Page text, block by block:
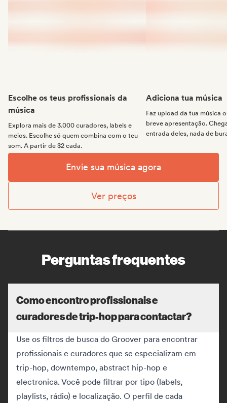
Escolhe os teus profissionais da
música
Explora mais de 3.000 curadores, labels e
meios. Escolhe só quem combina com o teu
som. A partir de $2 cada.
Adiciona tua música
Faz upload da tua música
breve apresentação.
entrada deles, nada de
Envie sua música agora
Ver preços
Perguntas frequentes
Como encontro profissionais e
curadores de trip-hop para contactar?
Use os filtros de busca do Groover para encontrar
profissionais e curadores que se especializam em
trip-hop, downtempo, abstract hip-hop e
electronica. Você pode filtrar por tipo (labels,
playlists, rádio) e localização. O perfil de cada